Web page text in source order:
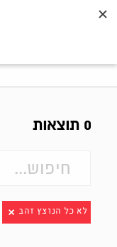
0 תוצאות
לא כל הנוצץ זהב